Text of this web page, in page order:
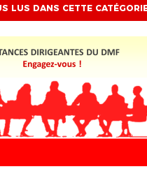
LUS DANS CETTE